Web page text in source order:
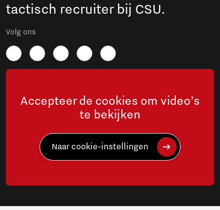
tactisch recruiter bij CSU.
Volg ons
Accepteer de cookies om video’s
te bekijken
Naar cookie-instellingen